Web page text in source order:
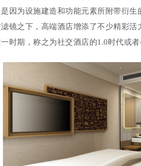
因为设施建造和功能元素所附带衍
镜之下，高端酒店增添了不少精彩活
时期，称之为社交酒店的1.0时代或者